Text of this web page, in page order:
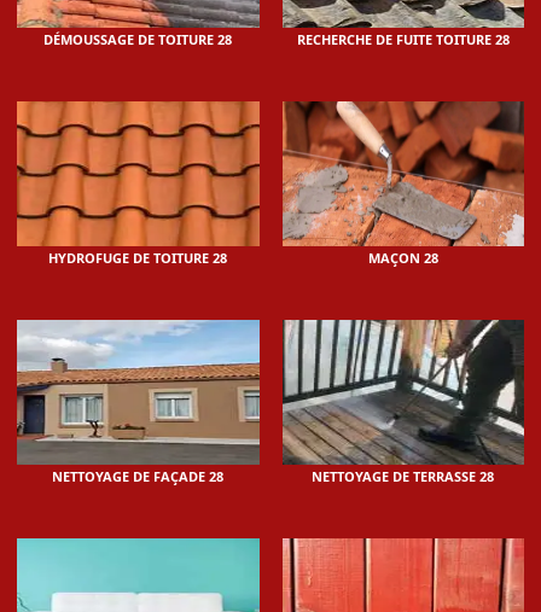
DÉMOUSSAGE DE TOITURE 28 RECHERCHE DE FUITE TOITURE 28
HYDROFUGE DE TOITURE 28 MAÇON 28
NETTOYAGE DE FAÇADE 28 NETTOYAGE DE TERRASSE 28